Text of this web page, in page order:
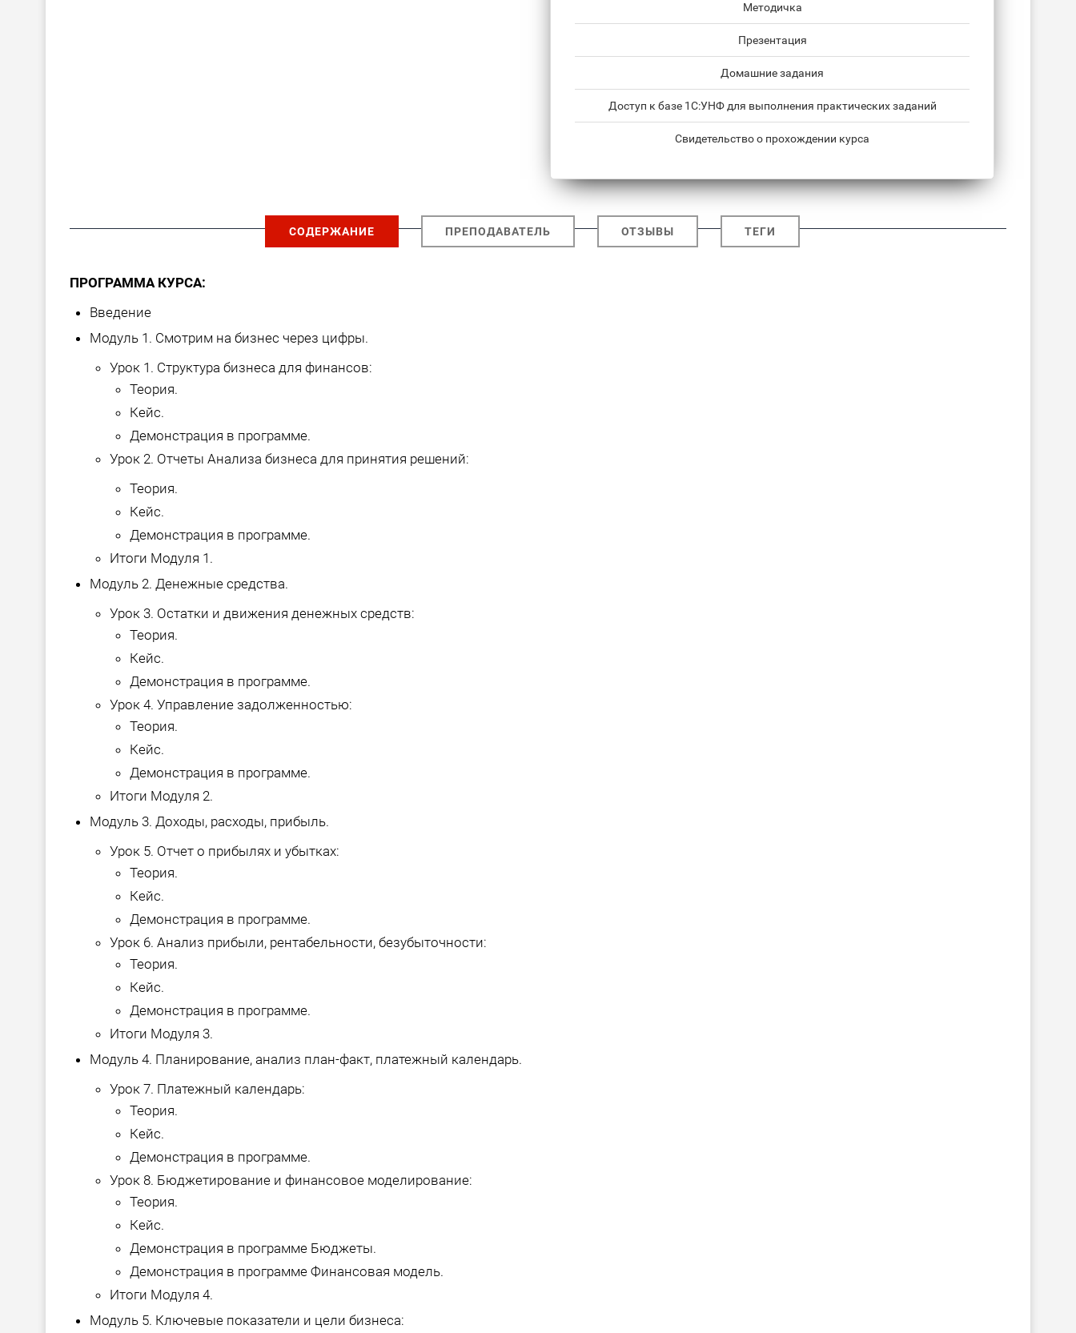
Методичка
Презентация
Домашние задания
Доступ к базе 1С:УНФ для выполнения практических заданий
Свидетельство о прохождении курса
СОДЕРЖАНИЕ ПРЕПОДАВАТЕЛЬ ОТЗЫВЫ ТЕГИ
ПРОГРАММА КУРСА:
Введение
Модуль 1. Смотрим на бизнес через цифры.
Урок 1. Структура бизнеса для финансов:
Теория.
Кейс.
Демонстрация в программе.
Урок 2. Отчеты Анализа бизнеса для принятия решений:
Теория.
Кейс.
Демонстрация в программе.
Итоги Модуля 1.
Модуль 2. Денежные средства.
Урок 3. Остатки и движения денежных средств:
Теория.
Кейс.
Демонстрация в программе.
Урок 4. Управление задолженностью:
Теория.
Кейс.
Демонстрация в программе.
Итоги Модуля 2.
Модуль 3. Доходы, расходы, прибыль.
Урок 5. Отчет о прибылях и убытках:
Теория.
Кейс.
Демонстрация в программе.
Урок 6. Анализ прибыли, рентабельности, безубыточности:
Теория.
Кейс.
Демонстрация в программе.
Итоги Модуля 3.
Модуль 4. Планирование, анализ план-факт, платежный календарь.
Урок 7. Платежный календарь:
Теория.
Кейс.
Демонстрация в программе.
Урок 8. Бюджетирование и финансовое моделирование:
Теория.
Кейс.
Демонстрация в программе Бюджеты.
Демонстрация в программе Финансовая модель.
Итоги Модуля 4.
Модуль 5. Ключевые показатели и цели бизнеса: